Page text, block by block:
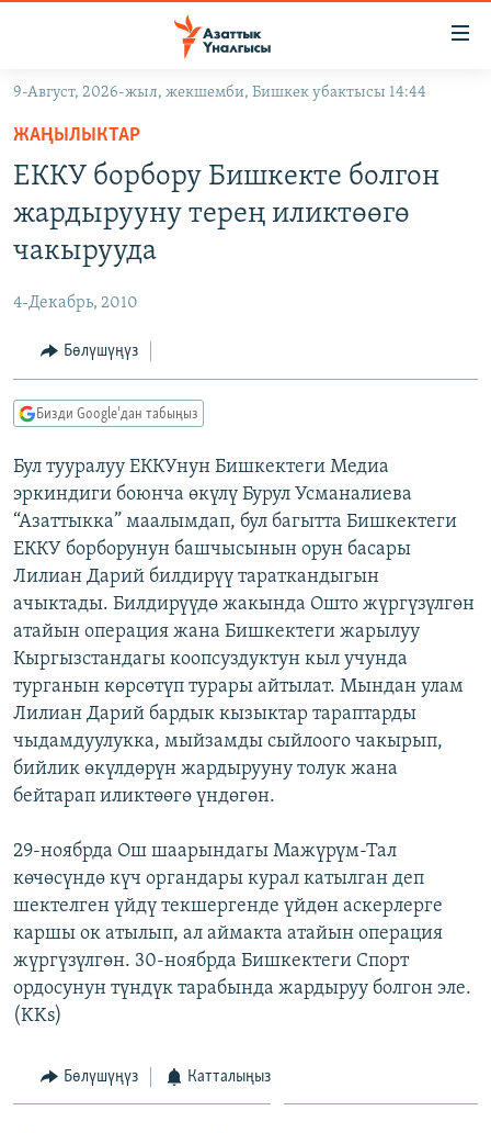
Навигацияга
өтүңүз
Издөөгө
салыңыз
КЫРГЫЗСТАН
МАДАНИЯТ
УКРАИНА
ТВ ПРОГРАММАЛАР
БҮГҮН АЗАТТЫКТА
ДАНИСТЕ
ЭЖЕ-СИҢДИЛЕР
АЗАТТЫК+
ЫҢГАЙСЫЗ СУРООЛОР
ПОДКАСТ
ОНЛАЙН ШЕРИНЕ
ЭЕ/АРнун бардык сайттары
9-Август, 2026-жыл, жекшемби, Бишкек убактысы 14:44
ЖАҢЫЛЫКТАР
ЕККУ борбору Бишкекте болгон
жардырууну терең иликтөөгө
чакырууда
4-Декабрь, 2010
Бөлүшүңүз
Бизди Google'дан табыңыз
Бул тууралуу ЕККУнун Бишкектеги Медиа
эркиндиги боюнча өкүлү Бурул Усманалиева
“Азаттыкка” маалымдап, бул багытта Бишкектеги
ЕККУ борборунун башчысынын орун басары
Лилиан Дарий билдирүү тараткандыгын
ачыктады. Билдирүүдө жакында Ошто жүргүзүлгөн
атайын операция жана Бишкектеги жарылуу
Кыргызстандагы коопсуздуктун кыл учунда
турганын көрсөтүп турары айтылат. Мындан улам
Лилиан Дарий бардык кызыктар тараптарды
чыдамдуулукка, мыйзамды сыйлоого чакырып,
бийлик өкүлдөрүн жардырууну толук жана
бейтарап иликтөөгө үндөгөн.
29-ноябрда Ош шаарындагы Мажүрүм-Тал
көчөсүндө күч органдары курал катылган деп
шектелген үйдү текшергенде үйдөн аскерлерге
каршы ок атылып, ал аймакта атайын операция
жүргүзүлгөн. 30-ноябрда Бишкектеги Спорт
ордосунун түндүк тарабында жардыруу болгон эле.
(KKs)
Бөлүшүңүз Катталыңыз